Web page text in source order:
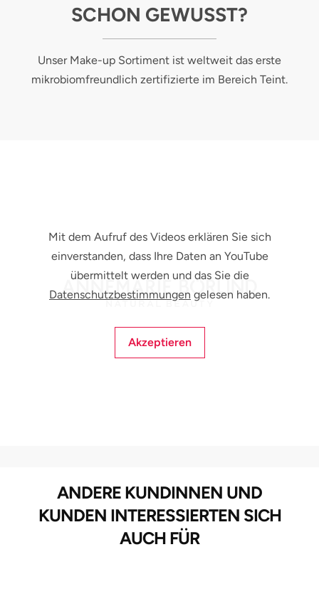
SCHON GEWUSST?
Unser Make-up Sortiment ist weltweit das erste
mikrobiomfreundlich zertifizierte im Bereich Teint.
Mit dem Aufruf des Videos erklären Sie sich
einverstanden, dass Ihre Daten an YouTube
übermittelt werden und das Sie die
Datenschutzbestimmungen gelesen haben.
Akzeptieren
ANDERE KUNDINNEN UND
KUNDEN INTERESSIERTEN SICH
AUCH FÜR